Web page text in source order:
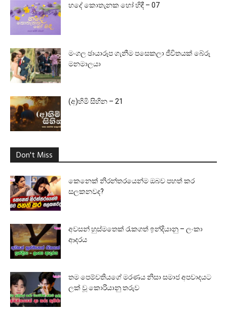
හදේ කොතැනක හෝ හිඳී – 07
මංගල ඡායාරූප ගැනීම පසෙකලා ජීවිතයක් බේරූ
මනමාලයා
(අ)හිමි සිහින – 21
Don't Miss
කෙනෙක් නිරන්තරයෙන්ම ඔබව පහත් කර
සලකනවද?
අවසන් හුස්මතෙක් රැකගත් ඉන්දියානු – ලංකා
ආදරය
තම පෙම්වතියගේ මරණය නිසා සමාජ අපවාදයට
ලක් වූ කොරියානු තරුව